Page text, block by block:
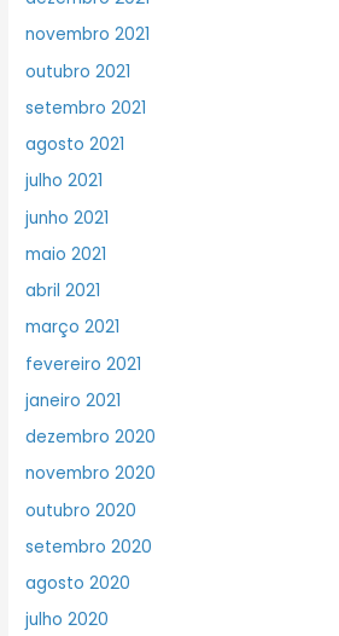
novembro 2021
outubro 2021
setembro 2021
agosto 2021
julho 2021
junho 2021
maio 2021
abril 2021
março 2021
fevereiro 2021
janeiro 2021
dezembro 2020
novembro 2020
outubro 2020
setembro 2020
agosto 2020
julho 2020